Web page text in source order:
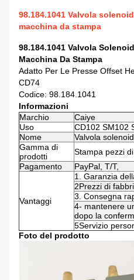
98.184.1041 Valvola
macchina da stampa
98.184.1041 Valvola
Macchina Da Stampa
Adatto Per Le Presse Offset
CD74
Codice: 98.184.1041
Informazioni
Marchio
Caiye
Uso
CD102 SM102
Nome
Valvola
Gamma di
prodotti
Stampa pezzi
Pagamento
PayPal, T/T,
Vantaggi
1. Garanzia
2Prezzi di
3. Consegna
4- mantenere
dopo la
5Servizio
Foto del prodotto